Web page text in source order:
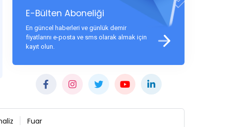
E-Bülten Aboneliği
En güncel haberleri ve günlük demir
fiyatlarını e-posta ve sms olarak almak için
kayıt olun.
Fuar